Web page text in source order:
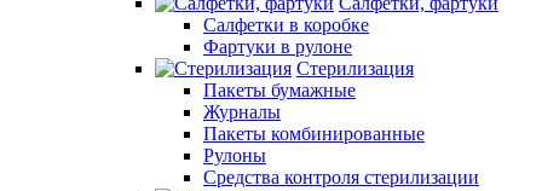
Салфетки в коробке
Фартуки в рулоне
Стерилизация
Пакеты бумажные
Журналы
Пакеты комбинированные
Рулоны
Средства контроля стерилизации